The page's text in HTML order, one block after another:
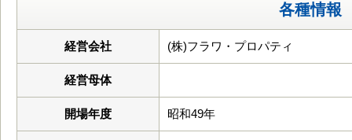
各種情報
経営会社 (株)フラワ・プロパティ
経営母体
開場年度 昭和49年